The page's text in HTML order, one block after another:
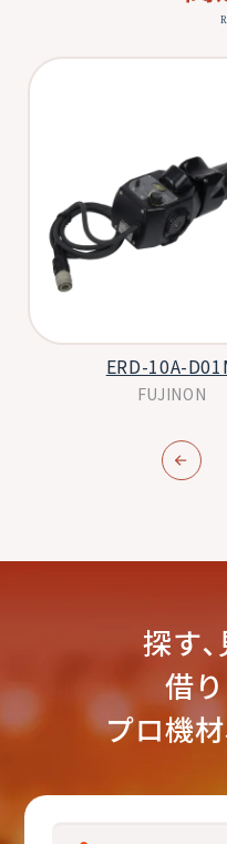
ERD-10A-
FUJINON
探す､
借
プロ機材